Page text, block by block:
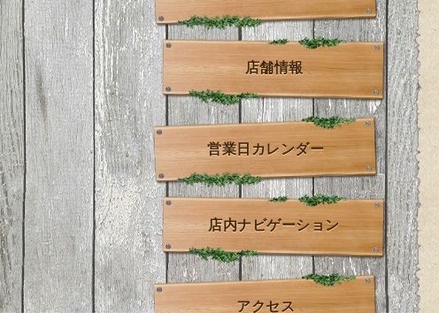
店舗情報
営業日カレンダー
店内ナビゲーション
アクセス